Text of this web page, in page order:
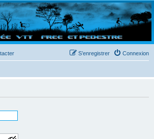
vtt et pédestre de Bretagne . Bonne navigation sur le site
!
Connexion
S’enregistrer